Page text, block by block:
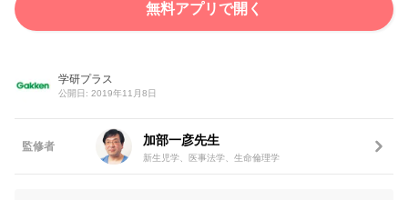
無料アプリで開く
学研プラス
公開日: 2019年11月8日
監修者 加部一彦先生
新生児学、医事法学、生命倫理学